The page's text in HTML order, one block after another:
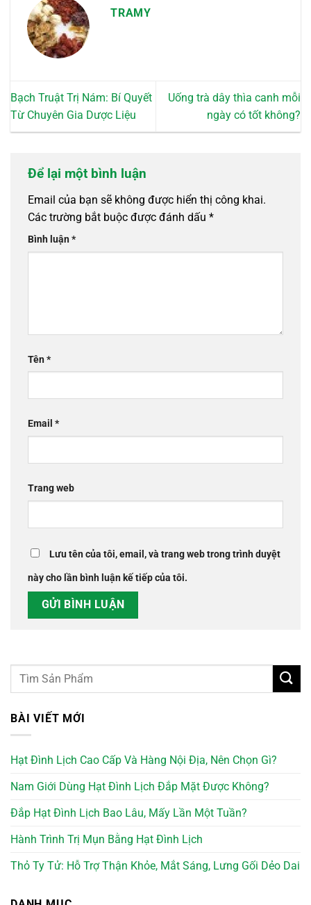
TRAMY
Bạch Truật Trị Nám: Bí Quyết
Từ Chuyên Gia Dược Liệu
Uống trà dây thìa canh mỗi
ngày có tốt không?
Để lại một bình luận
Email của bạn sẽ không được hiển thị công khai.
Các trường bắt buộc được đánh dấu *
Bình luận*
Tên*
Email *
Trang web
Lưu tên của tôi, email, và trang web trong trình duyệt
này cho lần bình luận kế tiếp của tôi.
BÀI VIẾT MỚI
Hạt Đình Lịch Cao Cấp Và Hàng Nội Địa, Nên Chọn Gì?
Nam Giới Dùng Hạt Đình Lịch Đắp Mặt Được Không?
Đắp Hạt Đình Lịch Bao Lâu, Mấy Lần Một Tuần?
Hành Trình Trị Mụn Bằng Hạt Đình Lịch
Thỏ Ty Tử: Hỗ Trợ Thận Khỏe, Mắt Sáng, Lưng Gối Dẻo Dai